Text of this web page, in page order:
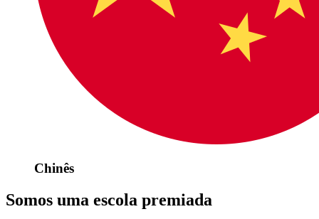
Chinês
Somos uma escola premiada